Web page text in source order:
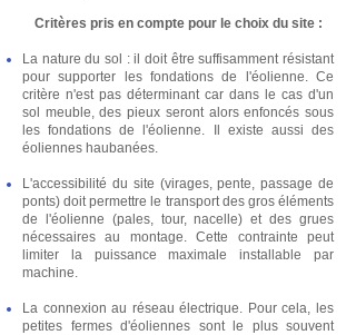
Critères pris en compte pour le choix du site :
La nature du sol : il doit être suffisamment résistant
pour supporter les fondations de l'éolienne. Ce
critère n'est pas déterminant car dans le cas d'un
sol meuble, des pieux seront alors enfoncés sous
les fondations de l'éolienne. Il existe aussi des
éoliennes haubanées.
L'accessibilité du site (virages, pente, passage de
ponts) doit permettre le transport des gros éléments
de l'éolienne (pales, tour, nacelle) et des grues
nécessaires au montage. Cette contrainte peut
limiter la puissance maximale installable par
machine.
La connexion au réseau électrique. Pour cela, les
petites fermes d'éoliennes sont le plus souvent